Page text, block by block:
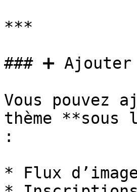
***
### ➕
Vous pouvez
thème
:
* Flux